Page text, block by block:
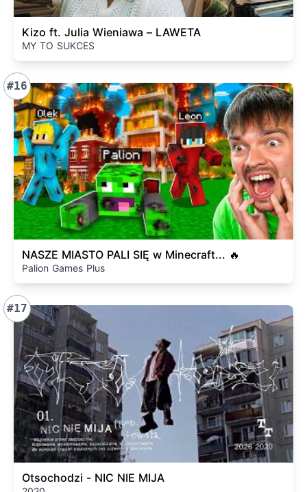
Kizo ft. Julia Wieniawa – LAWETA
MY TO SUKCES
#16
NASZE MIASTO PALI SIĘ w Minecraft... 🔥
Palion Games Plus
#17
Otsochodzi - NIC NIE MIJA